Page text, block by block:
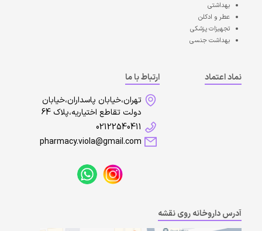
بهداشتی
عطر و ادکلن
تجهیزات پزشکی
بهداشت جنسی
نماد اعتماد
ارتباط با ما
تهران،خیابان پاسداران،خیابان
دولت تقاطع اختیاریه،پلاک 64
02122540411
pharmacy.viola@gmail.com
آدرس داروخانه روی نقشه